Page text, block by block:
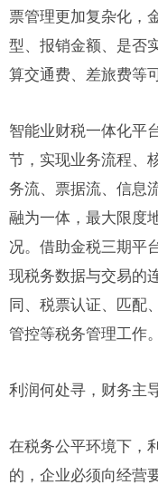
票管理更加复杂化，
型、报销金额、是否
算交通费、差旅费等
智能业财税一体化平
节，实现业务流程、
务流、票据流、信息
融为一体，最大限度
况。借助金税三期平
现税务数据与交易的
同、税票认证、匹配
管控等税务管理工作。
利润何处寻，财务主
在税务公平环境下，
的，企业必须向经营